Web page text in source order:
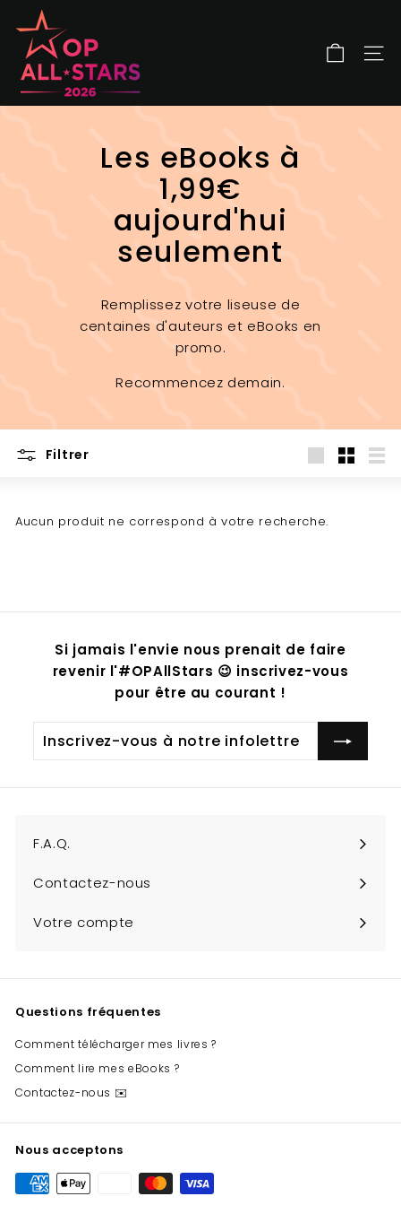
Passer
contenu
P
A
l
l
Les eBooks à
1,99€
aujourd'hui
seulement
Remplissez votre liseuse de
centaines d'auteurs et eBooks en
promo.
Recommencez demain.
Filtrer
Aucun produit ne correspond à votre recherche.
Si jamais l'envie nous prenait de faire
revenir l'#OPAllStars 😉 inscrivez-vous
pour être au courant !
Inscrivez-
vous
notre
S'inscrire
F.A.Q.
Contactez-nous
Votre compte
Questions fréquentes
Comment télécharger mes livres ?
Comment lire mes eBooks ?
Contactez-nous ✉️
Nous acceptons